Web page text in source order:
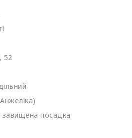
52
завищена посадка